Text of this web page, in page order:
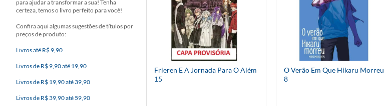
para ajudar a transformar a sua! Tenha
certeza, temos o livro perfeito para você!
Confira aqui algumas sugestões de títulos por
preços de produto:
Livros até R$ 9,90
Livros de R$ 9,90 até 19,90
Livros de R$ 19,90 até 39,90
Livros de R$ 39,90 até 59,90
Frieren E A Jornada Para O Além
15
O Verão Em Que Hikaru Morreu
8